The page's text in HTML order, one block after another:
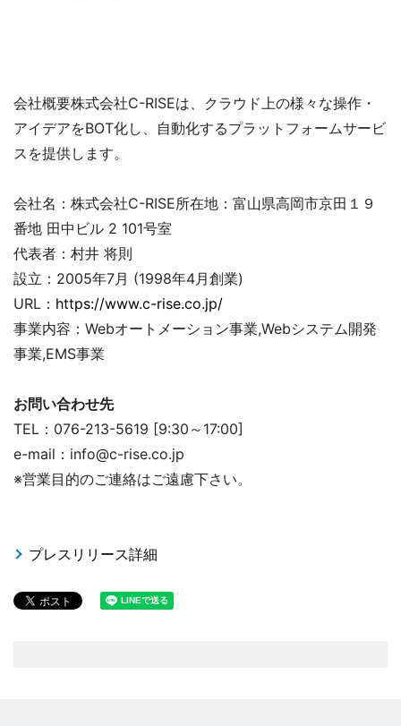
会社概要株式会社C-RISEは、クラウド上の様々な操作・
アイデアをBOT化し、自動化するプラットフォームサービ
スを提供します。
会社名：株式会社C-RISE所在地：富山県高岡市京田１９
番地 田中ビル 2 101号室
代表者：村井 将則
設立：2005年7月 (1998年4月創業)
URL： https://www.c-rise.co.jp/
事業内容：Webオートメーション事業,Webシステム開発
事業,EMS事業
お問い合わせ先
TEL：076-213-5619 [9:30～17:00]
e-mail：info@c-rise.co.jp
※営業目的のご連絡はご遠慮下さい。
プレスリリース詳細